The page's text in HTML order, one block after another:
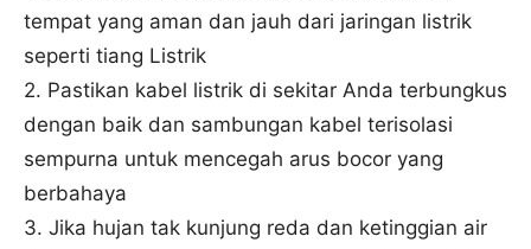
tempat yang aman dan jauh dari jaringan listrik
seperti tiang Listrik
2. Pastikan kabel listrik di sekitar Anda terbungkus
dengan baik dan sambungan kabel terisolasi
sempurna untuk mencegah arus bocor yang
berbahaya
3. Jika hujan tak kunjung reda dan ketinggian air